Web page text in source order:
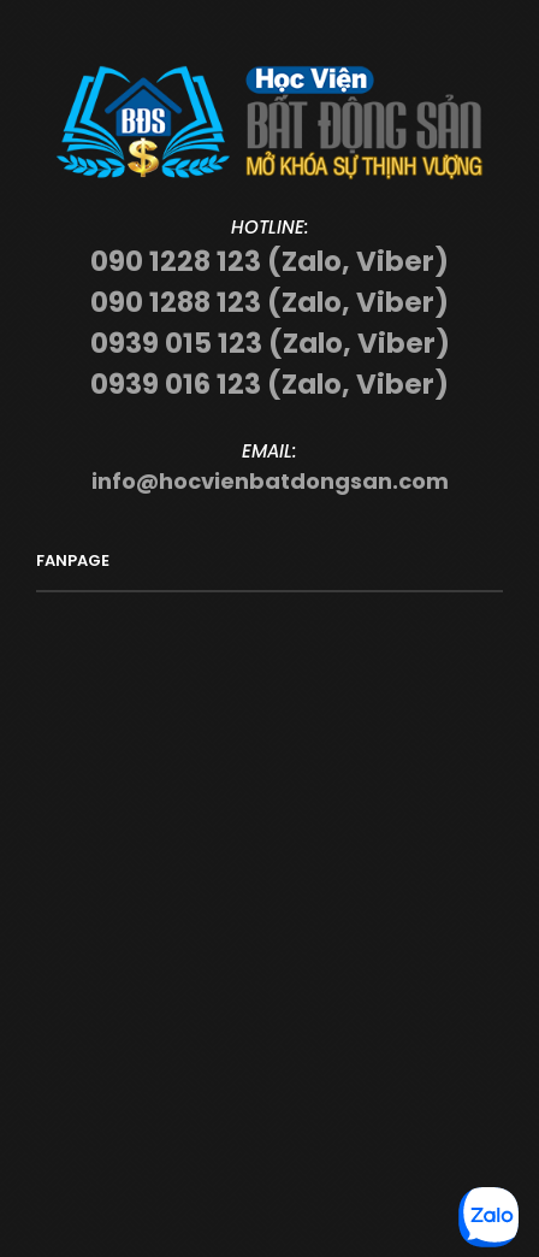
HOTLINE:
090 1228 123 (Zalo, Viber)
090 1288 123 (Zalo, Viber)
0939 015 123 (Zalo, Viber)
0939 016 123 (Zalo, Viber)
EMAIL:
info@hocvienbatdongsan.com
FANPAGE